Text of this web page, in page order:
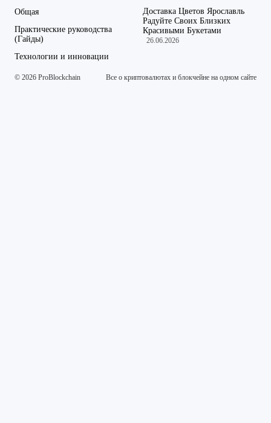
Общая
Практические руководства
(Гайды)
Технологии и инновации
Доставка Цветов Ярославль
Радуйте Своих Близких
Красивыми Букетами
26.06.2026
© 2026 ProBlockchain Все о криптовалютах и блокчейне на одном сайте